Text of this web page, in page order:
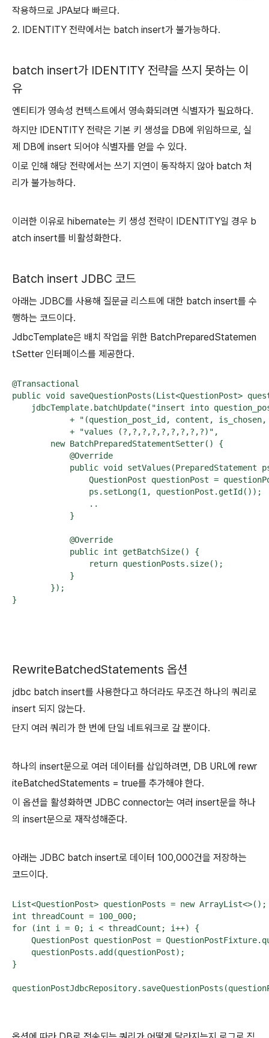
작용하므로 JPA보다 빠르다.
2. IDENTITY 전략에서는 batch insert가 불가능하다.
batch insert가 IDENTITY 전략을 쓰지 못하는 이
유
엔티티가 영속성 컨텍스트에서 영속화되려면 식별자가 필요하다.
하지만 IDENTITY 전략은 기본 키 생성을 DB에 위임하므로, 실
제 DB에 insert 되어야 식별자를 얻을 수 있다.
이로 인해 해당 전략에서는 쓰기 지연이 동작하지 않아 batch 처
리가 불가능하다.
이러한 이유로 hibernate는 키 생성 전략이 IDENTITY일 경우 b
atch insert를 비활성화한다.
Batch insert JDBC 코드
아래는 JDBC를 사용해 질문글 리스트에 대한 batch insert를 수
행하는 코드이다.
JdbcTemplate은 배치 작업을 위한 BatchPreparedStatemen
tSetter 인터페이스를 제공한다.
@Transactional
public void saveQuestionPosts(List<QuestionPost>
jdbcTemplate.batchUpdate("insert into
+ "(question_post_id, content,
            + "values (?,?,?,?,?,?,?,?,?)",
        new BatchPreparedStatementSetter() {
            @Override
public void setValues(PreparedStatement
QuestionPost questionPost =
                ps.setLong(1, questionPost.getId());
                ..
            }
            @Override
            public int getBatchSize() {
                return questionPosts.size();
            }
        });
}
RewriteBatchedStatements 옵션
jdbc batch insert를 사용한다고 하더라도 무조건 하나의 쿼리로
insert 되지 않는다.
단지 여러 쿼리가 한 번에 단일 네트워크로 갈 뿐이다.
하나의 insert문으로 여러 데이터를 삽입하려면, DB URL에 rewr
iteBatchedStatements = true를 추가해야 한다.
이 옵션을 활성화하면 JDBC connector는 여러 insert문을 하나
의 insert문으로 재작성해준다.
아래는 JDBC batch insert로 데이터 100,000건을 저장하는
코드이다.
List<QuestionPost> questionPosts = new ArrayList<>();
int threadCount = 100_000;
for (int i = 0; i < threadCount; i++) {
QuestionPost questionPost =
    questionPosts.add(questionPost);
}